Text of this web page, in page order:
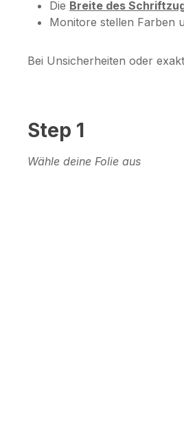
Die Breite des
Monitore stellen Farben
Bei Unsicherheiten oder
Step 1
Wähle deine Folie aus